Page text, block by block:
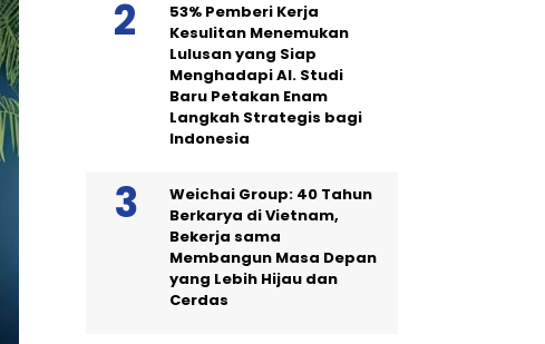
53% Pemberi Kerja
Kesulitan Menemukan
Lulusan yang Siap
Menghadapi AI. Studi
Baru Petakan Enam
Langkah Strategis bagi
Indonesia
Weichai Group: 40 Tahun
Berkarya di Vietnam,
Bekerja sama
Membangun Masa Depan
yang Lebih Hijau dan
Cerdas